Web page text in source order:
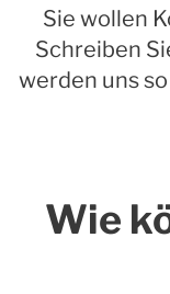
Sie wollen
Schreiben
werden uns
Wie